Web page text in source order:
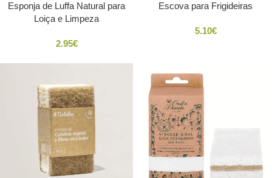
Esponja de Luffa Natural para
Loiça e Limpeza
2.95€
Escova para Frigideiras
5.10€